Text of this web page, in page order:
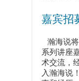
嘉宾招
瀚海说
系列讲座
术交流，
入瀚海说